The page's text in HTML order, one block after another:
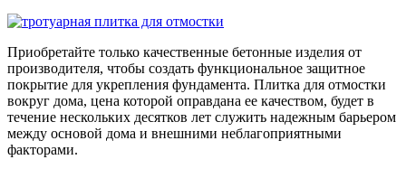
Приобретайте только качественные бетонные изделия от
производителя, чтобы создать функциональное защитное
покрытие для укрепления фундамента. Плитка для отмостки
вокруг дома, цена которой оправдана ее качеством, будет в
течение нескольких десятков лет служить надежным барьером
между основой дома и внешними неблагоприятными
факторами.